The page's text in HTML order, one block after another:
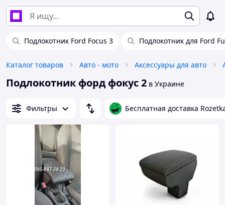
Подлокотник Ford Focus 3 Подлокотник для Ford
Каталог товаров Авто - мото Аксессуары для авто
Подлокотник форд фокус 2 в Украине
Фильтры Бесплатная доставка